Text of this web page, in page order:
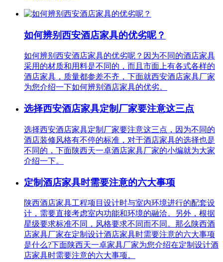
如何辨别西安酒店家具的优劣呢？
如何辨别西安酒店家具的优劣呢？因为不同的酒店家具
采用的材质和用料是不同的，而且市面上有各式各样的
酒店家具，质量都参差不齐，下面就西安酒店家具厂家
为您介绍一下如何辨别酒店家具的优劣。
选择西安酒店家具定制厂家要注意这三点
选择西安酒店家具定制厂家要注意这三点，因为不同的
酒店装修风格有不停的标准，对于酒店家具的选择也是
不同的，下面陕西天一卓酒店家具厂家的小编就为大家
介绍一下。
定制酒店家具时需要注意的六大事项
陕西酒店家具工程项目设计时与室内环境进行的配套设
计，需要直接考虑室内功能和环境的融洽。另外，根据
星级要求标准不同，风格要求不同而不同。那么陕西酒
店家具厂家在定制设计酒店家具时需要注意的六大事项
是什么?下面陕西天一卓家具厂家为您介绍在定制设计酒
店家具时需要注意的六大事项。